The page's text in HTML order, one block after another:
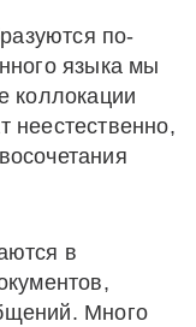
по-
языка мы
коллокации
неестественно,
в
Много